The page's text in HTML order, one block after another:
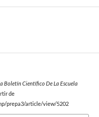
Boletín Científico De La Escuela
de
prepa3/article/view/5202